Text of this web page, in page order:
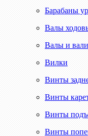
Барабаны
Валы
Валы и
Вилки
Винты
Винты
Винты
Винты